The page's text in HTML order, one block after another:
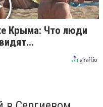
Крыма: Что люди